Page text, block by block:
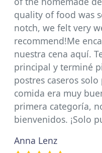
quality of food was
notch, we felt very
recommend!Me
nuestra cena aquí.
principal y terminé
postres caseros
comida era muy
primera categoría,
bienvenidos. ¡Solo
Anna Lenz